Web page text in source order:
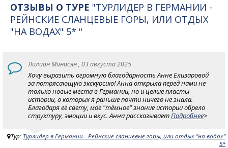
ОТЗЫВЫ О ТУРЕ "ТУРЛИДЕР В ГЕРМАНИИ -
РЕЙНСКИЕ СЛАНЦЕВЫЕ ГОРЫ, ИЛИ ОТДЫХ
"НА ВОДАХ" 5* "
Лилиан Минасян , 03 августа 2025
Хочу выразить огромную благодарность Анне Елизаровой
за потрясающую экскурсию! Анна открыла перед нами не
только новые места в Германии, но и целые пласты
истории, о которых я раньше почти ничего не знала.
Благодаря её свету, моё "тёмное" знание истории обрело
структуру, эмоции и вкус. Анна рассказываетПодробнее>
Тур: Турлидер в Германии - Рейнские сланцевые горы, или отдых "на водах"
5*